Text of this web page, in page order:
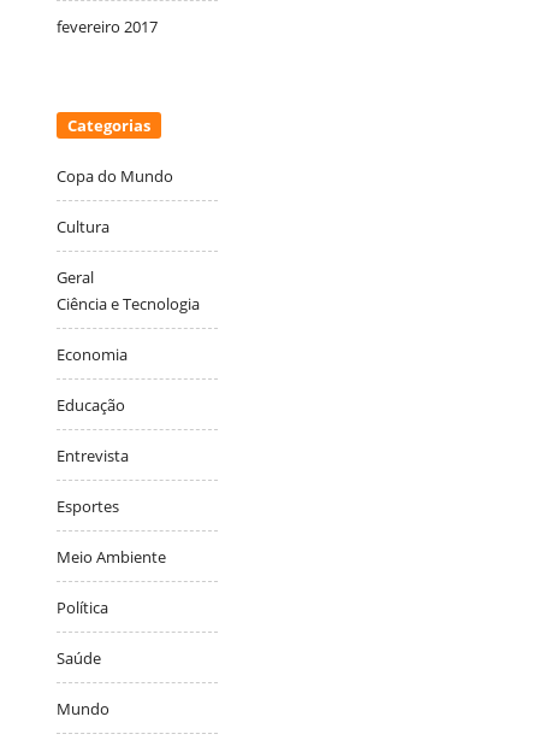
fevereiro 2017
Categorias
Copa do Mundo
Cultura
Geral
Ciência e Tecnologia
Economia
Educação
Entrevista
Esportes
Meio Ambiente
Política
Saúde
Mundo